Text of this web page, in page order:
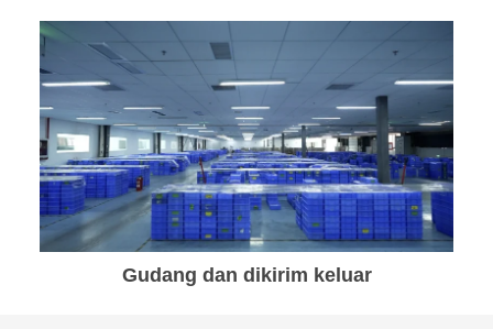
Gudang dan dikirim keluar